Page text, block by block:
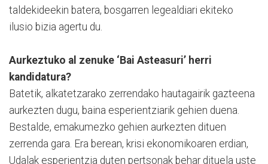
taldekideekin batera, bosgarren legealdiari ekiteko
ilusio bizia agertu du.
Aurkeztuko al zenuke ‘Bai Asteasuri’ herri
kandidatura?
Batetik, alkatetzarako zerrendako hautagairik gazteena
aurkezten dugu, baina esperientziarik gehien duena.
Bestalde, emakumezko gehien aurkezten dituen
zerrenda gara. Era berean, krisi ekonomikoaren erdian,
Udalak esperientzia duten pertsonak behar dituela uste